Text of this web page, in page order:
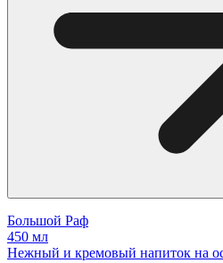
Большой Раф
450 мл
Нежный и кремовый напиток на